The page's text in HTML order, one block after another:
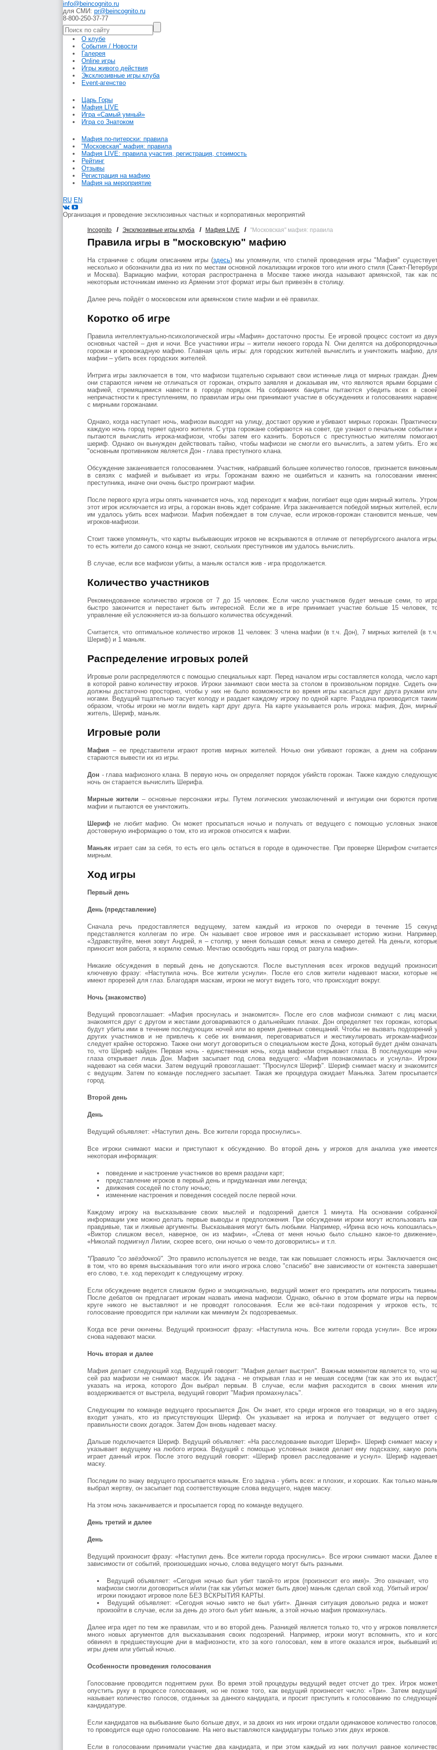
info@beincognito.ru
для СМИ: pr@beincognito.ru
8-800-250-37-77
О клубе
События / Новости
Галерея
Online игры
Игры живого действия
Эксклюзивные игры клуба
Event-агенство
Царь Горы
Мафия LIVE
Игра «Самый умный»
Игра со Знатоком
Мафия по-питерски: правила
"Московская" мафия: правила
Мафия LIVE: правила участия, регистрация, стоимость
Рейтинг
Отзывы
Регистрация на мафию
Мафия на мероприятие
RU EN
Организация и проведение эксклюзивных частных и корпоративных мероприятий
Incognito / Эксклюзивные игры клуба / Мафия LIVE / "Московская" мафия: правила
Правила игры в "московскую" мафию
На страничке с общим описанием игры (здесь) мы упомянули, что стилей проведения игры "Мафия"
несколько и обозначили два из них по местам основной локализации игроков того или иного стиля (Санкт-
и Москва). Вариацию мафии, которая распространена в Москве также иногда называют армянской, так как
некоторым источникам именно из Армении этот формат игры был привезён в столицу.
Далее речь пойдёт о московском или армянском стиле мафии и её правилах.
Коротко об игре
Правила интеллектуально-психологической игры «Мафия» достаточно просты. Ее игровой процесс состоит из двух
основных частей – дня и ночи. Все участники игры – жители некоего города N. Они делятся на добропорядочных
горожан и кровожадную мафию. Главная цель игры: для городских жителей вычислить и уничтожить мафию,
мафии – убить всех городских жителей.
Интрига игры заключается в том, что мафиози тщательно скрывают свои истинные лица от мирных граждан. Днем
они стараются ничем не отличаться от горожан, открыто заявляя и доказывая им, что являются ярыми борцами с
мафией, стремящимися навести в городе порядок. На собраниях бандиты пытаются убедить всех в
непричастности к преступлениям, по правилам игры они принимают участие в обсуждениях и голосованиях
с мирными горожанами.
Однако, когда наступает ночь, мафиози выходят на улицу, достают оружие и убивают мирных горожан.
каждую ночь город теряет одного жителя. С утра горожане собираются на совет, где узнают о печальном событии
пытаются вычислить игрока-мафиози, чтобы затем его казнить. Бороться с преступностью жителям
шериф. Однако он вынужден действовать тайно, чтобы мафиози не смогли его вычислить, а затем убить. Его
"основным противником является Дон - глава преступного клана.
Обсуждение заканчивается голосованием. Участник, набравший большее количество голосов, признается виновным
в связях с мафией и выбывает из игры. Горожанам важно не ошибиться и казнить на голосовании
преступника, иначе они очень быстро проиграют мафии.
После первого круга игры опять начинается ночь, ход переходит к мафии, погибает еще один мирный житель. Утром
этот игрок исключается из игры, а горожан вновь ждет собрание. Игра заканчивается победой мирных жителей,
им удалось убить всех мафиози. Мафия побеждает в том случае, если игроков-горожан становится меньше, чем
игроков-мафиози.
Стоит также упомянуть, что карты выбывающих игроков не вскрываются в отличие от петербургского аналога игры,
то есть жители до самого конца не знают, скольких преступников им удалось вычислить.
В случае, если все мафиози убиты, а маньяк остался жив - игра продолжается.
Количество участников
Рекомендованное количество игроков от 7 до 15 человек. Если число участников будет меньше семи, то
быстро закончится и перестанет быть интересной. Если же в игре принимает участие больше 15 человек,
управление ей усложняется из-за большого количества обсуждений.
Считается, что оптимальное количество игроков 11 человек: 3 члена мафии (в т.ч. Дон), 7 мирных жителей (в т.ч.
Шериф) и 1 маньяк.
Распределение игровых ролей
Игровые роли распределяются с помощью специальных карт. Перед началом игры составляется колода, число
в которой равно количеству игроков. Игроки занимают свои места за столом в произвольном порядке. Сидеть
должны достаточно просторно, чтобы у них не было возможности во время игры касаться друг друга руками
ногами. Ведущий тщательно тасует колоду и раздает каждому игроку по одной карте. Раздача производится таким
образом, чтобы игроки не могли видеть карт друг друга. На карте указывается роль игрока: мафия, Дон,
житель, Шериф, маньяк.
Игровые роли
Мафия – ее представители играют против мирных жителей. Ночью они убивают горожан, а днем на
стараются вывести их из игры.
Дон - глава мафиозного клана. В первую ночь он определяет порядок убийств горожан. Также каждую
ночь он старается вычислить Шерифа.
Мирные жители – основные персонажи игры. Путем логических умозаключений и интуиции они борются
мафии и пытаются ее уничтожить.
Шериф не любит мафию. Он может просыпаться ночью и получать от ведущего с помощью условных
достоверную информацию о том, кто из игроков относится к мафии.
Маньяк играет сам за себя, то есть его цель остаться в городе в одиночестве. При проверке Шерифом
мирным.
Ход игры
Первый день
День (представление)
Сначала речь предоставляется ведущему, затем каждый из игроков по очереди в течение 15 секунд
представляется коллегам по игре. Он называет свое игровое имя и рассказывает историю жизни. Например,
«Здравствуйте, меня зовут Андрей, я – столяр, у меня большая семья: жена и семеро детей. На деньги,
приносит моя работа, я кормлю семью. Мечтаю освободить наш город от разгула мафии».
Никакие обсуждения в первый день не допускаются. После выступления всех игроков ведущий
ключевую фразу: «Наступила ночь. Все жители уснули». После его слов жители надевают маски, которые
имеют прорезей для глаз. Благодаря маскам, игроки не могут видеть того, что происходит вокруг.
Ночь (знакомство)
Ведущий провозглашает: «Мафия проснулась и знакомится». После его слов мафиози снимают с лиц маски,
знакомятся друг с другом и жестами договариваются о дальнейших планах. Дон определяет тех горожан,
будут убиты ими в течение последующих ночей или во время дневных совещаний. Чтобы не вызвать подозрений
других участников и не привлечь к себе их внимания, переговариваться и жестикулировать игрокам-
следует крайне осторожно. Также они могут договориться о специальном жесте Дона, который будет днём
то, что Шериф найден. Первая ночь - единственная ночь, когда мафиози открывают глаза. В последующие
глаза открывает лишь Дон. Мафия засыпает под слова ведущего: «Мафия познакомилась и уснула».
надевают на себя маски. Затем ведущий провозглашает: "Проснулся Шериф". Шериф снимает маску и
с ведущим. Затем по команде последнего засыпает. Такая же процедура ожидает Маньяка. Затем
город.
Второй день
День
Ведущий объявляет: «Наступил день. Все жители города проснулись».
Все игроки снимают маски и приступают к обсуждению. Во второй день у игроков для анализа уже
некоторая информация:
поведение и настроение участников во время раздачи карт;
представление игроков в первый день и придуманная ими легенда;
движения соседей по столу ночью;
изменение настроения и поведения соседей после первой ночи.
Каждому игроку на высказывание своих мыслей и подозрений дается 1 минута. На основании
информации уже можно делать первые выводы и предположения. При обсуждении игроки могут использовать
правдивые, так и лживые аргументы. Высказывания могут быть любыми. Например, «Ирина всю ночь копошилась»,
«Виктор слишком весел, наверное, он из мафии», «Слева от меня ночью было слышно какое-то движение»,
«Николай подмигнул Лилии, скорее всего, они ночью о чем-то договорились» и т.п.
*Правило "со звёздочкой". Это правило используется не везде, так как повышает сложность игры. Заключается
в том, что во время высказывания того или иного игрока слово "спасибо" вне зависимости от контекста
его слово, т.е. ход переходит к следующему игроку.
Если обсуждение ведется слишком бурно и эмоционально, ведущий может его прекратить или попросить тишины.
После дебатов он предлагает игрокам назвать имена мафиози. Однако, обычно в этом формате игры на первом
круге никого не выставляют и не проводят голосования. Если же всё-таки подозрения у игроков есть,
голосование проводится при наличии как минимум 2х подозреваемых.
Когда все речи окнчены. Ведущий произносит фразу: «Наступила ночь. Все жители города уснули». Все
снова надевают маски.
Ночь вторая и далее
Мафия делает следующий ход. Ведущий говорит: "Мафия делает выстрел". Важным моментом является то, что
сей раз мафиози не снимают масок. Их задача - не открывая глаз и не мешая соседям (так как это их
указать на игрока, которого Дон выбрал первым. В случае, если мафия расходится в своих мнения
воздерживается от выстрела, ведущий говорит "Мафия промахнулась".
Следующим по команде ведущего просыпается Дон. Он знает, кто среди игроков его товарищи, но в его
входит узнать, кто из присутствующих Шериф. Он указывает на игрока и получает от ведущего ответ
правильности своих догадок. Затем Дон вновь надевает маску.
Дальше подключается Шериф. Ведущий объявляет: «На расследование выходит Шериф». Шериф снимает маску
указывает ведущему на любого игрока. Ведущий с помощью условных знаков делает ему подсказку, какую
играет данный игрок. После этого ведущий говорит: «Шериф провел расследование и уснул». Шериф
маску.
Последим по знаку ведущего просыпается маньяк. Его задача - убить всех: и плохих, и хороших. Как только
выбрал жертву, он засыпает под соответствующие слова ведущего, надев маску.
На этом ночь заканчивается и просыпается город по команде ведущего.
День третий и далее
День
Ведущий произносит фразу: «Наступил день. Все жители города проснулись». Все игроки снимают маски. Далее
зависимости от событий, произошедших ночью, слова ведущего могут быть разными.
Ведущий объявляет: «Сегодня ночью был убит такой-то игрок (произносит его имя)». Это означает, что
мафиози смогли договориться и/или (так как убитых может быть двое) маньяк сделал свой ход. Убитый игрок/
игроки покидают игровое поле БЕЗ ВСКРЫТИЯ КАРТЫ.
Ведущий объявляет: «Сегодня ночью никто не был убит». Данная ситуация довольно редка и может
произойти в случае, если за день до этого был убит маньяк, а этой ночью мафия промахнулась.
Далее игра идет по тем же правилам, что и во второй день. Разницей является только то, что у игроков
много новых аргументов для высказывания своих подозрений. Например, игроки могут вспомнить, кто и
обвинял в предшествующие дни в мафиозности, кто за кого голосовал, кем в итоге оказался игрок, выбывший
игры днем или убитый ночью.
Особенности проведения голосования
Голосование проводится поднятием руки. Во время этой процедуры ведущий ведет отсчет до трех. Игрок
опустить руку в процессе голосования, но не позже того, как ведущий произнесет число: «Три». Затем
называет количество голосов, отданных за данного кандидата, и просит приступить к голосованию по
кандидатуре.
Если кандидатов на выбывание было больше двух, и за двоих из них игроки отдали одинаковое количество голосов,
то проводится еще одно голосование. На него выставляются кандидатуры только этих двух игроков.
Если в голосовании принимали участие два кандидата, и при этом каждый из них получил равное